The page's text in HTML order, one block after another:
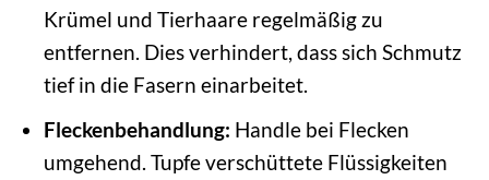
Krümel und Tierhaare regelmäßig zu
entfernen. Dies verhindert, dass sich Schmutz
tief in die Fasern einarbeitet.
Fleckenbehandlung: Handle bei Flecken
umgehend. Tupfe verschüttete Flüssigkeiten